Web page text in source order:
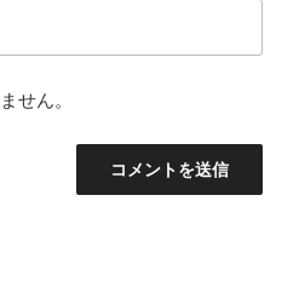
せん。